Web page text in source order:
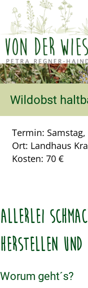
Wildobst
Termin: Samstag,
Ort: Landhaus
Kosten: 70 €
Allerlei
herstellen und
Worum geht´s?